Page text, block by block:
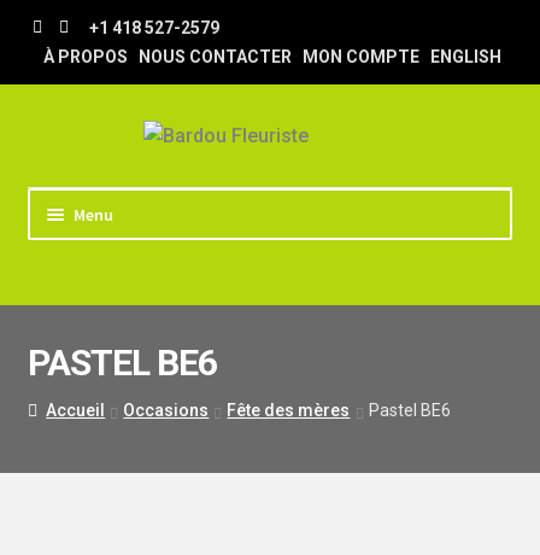
Aller
la
Aller
au
contenu
+1 418 527-2579
À PROPOS
NOUS CONTACTER MON COMPTE ENGLISH
Menu
TRUCS & ASTUCES
LIVRAISON
PASTEL BE6
Accueil Occasions Fête des mères Pastel BE6